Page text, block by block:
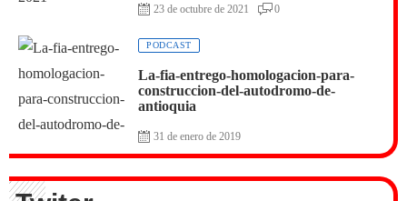
23 de octubre de 2021 0
PODCAST
La-fia-entrego-homologacion-para-
construccion-del-autodromo-de-
antioquia
31 de enero de 2019